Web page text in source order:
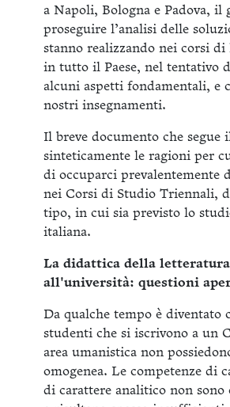
a Napoli, Bologna e Padova, il
proseguire l’analisi delle
stanno realizzando nei corsi
in tutto il Paese, nel tentativo
alcuni aspetti fondamentali, e
nostri insegnamenti.
Il breve documento che segue
sinteticamente le ragioni per
di occuparci prevalentemente
nei Corsi di Studio Triennali,
tipo, in cui sia previsto lo
italiana.
La didattica della
all'università: questioni
Da qualche tempo è diventato
studenti che si iscrivono a un
area umanistica non
omogenea. Le competenze di
di carattere analitico non